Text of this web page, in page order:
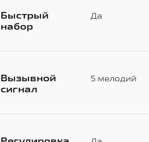
Быстрый
набор
Да
Вызывной
сигнал
5 мелодий